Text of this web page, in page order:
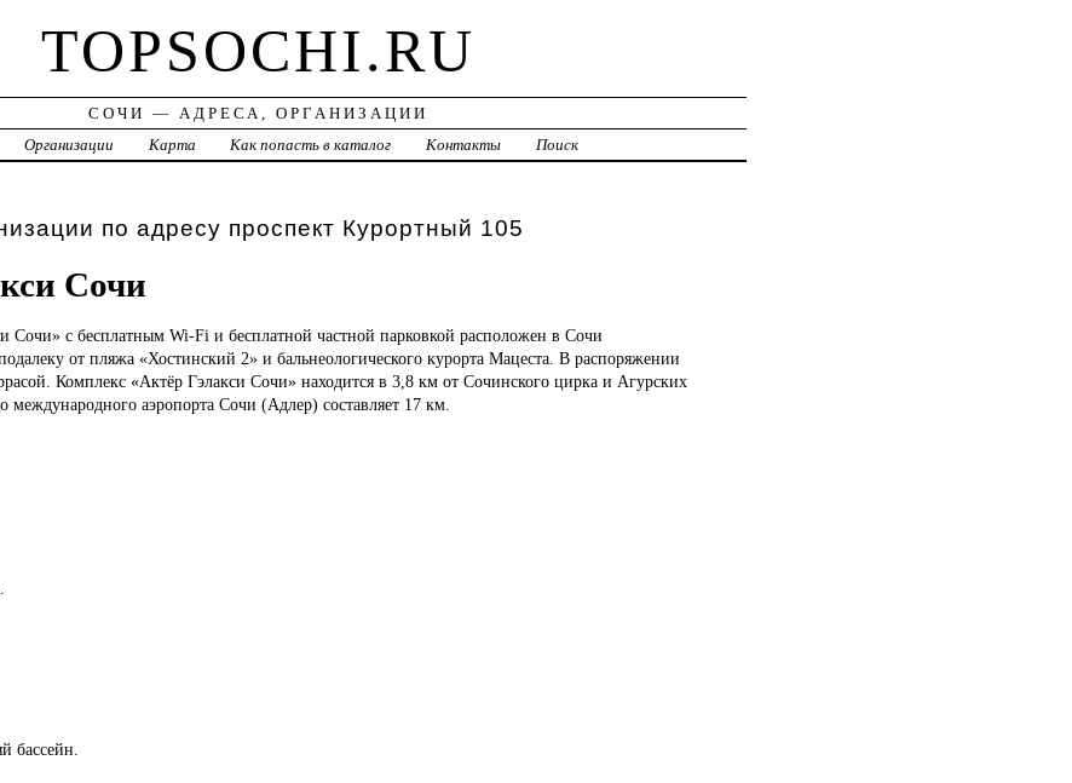
TOPSOCHI.RU
СОЧИ — АДРЕСА, ОРГАНИЗАЦИИ
Организации Карта Как попасть в каталог Контакты Поиск
по адресу проспект Курортный 105
Сочи
Сочи» с бесплатным Wi-Fi и бесплатной частной парковкой расположен в Сочи
от пляжа «Хостинский 2» и бальнеологического курорта Мацеста. В распоряжении
Комплекс «Актёр Гэлакси Сочи» находится в 3,8 км от Сочинского цирка и Агурских
международного аэропорта Сочи (Адлер) составляет 17 км.
бассейн.